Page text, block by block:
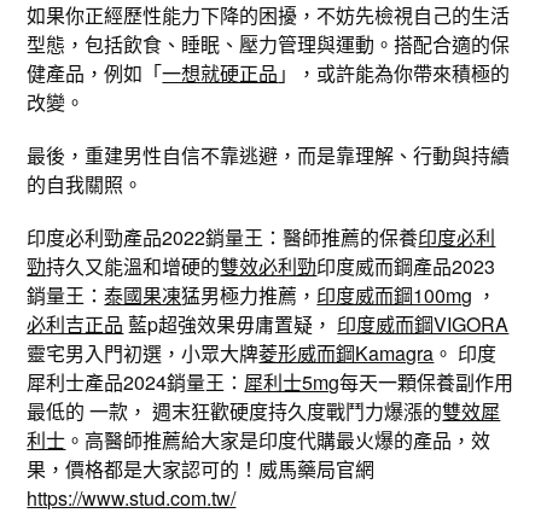
如果你正經歷性能力下降的困擾，不妨先檢視自己的生活
型態，包括飲食、睡眠、壓力管理與運動。搭配合適的保
健產品，例如「一想就硬正品 」，或許能為你帶來積極的
改變。
最後，重建男性自信不靠逃避，而是靠理解、行動與持續
的自我關照。
印度必利勁產品2022銷量王：醫師推薦的保養印度必利
勁持久又能溫和增硬的雙效必利勁印度威而鋼產品2023
銷量王：泰國果凍猛男極力推薦， 印度威而鋼100mg ，
必利吉正品 藍p超強效果毋庸置疑， 印度威而鋼VIGORA
靈宅男入門初選，小眾大牌菱形威而鋼Kamagra 。 印度
犀利士產品2024銷量王： 犀利士5mg每天一顆保養副作用
最低的 一款， 週末狂歡硬度持久度戰鬥力爆漲的雙效犀
利士 。高醫師推薦給大家是印度代購最火爆的產品，效
果，價格都是大家認可的！威馬藥局官網
https://www.stud.com.tw/